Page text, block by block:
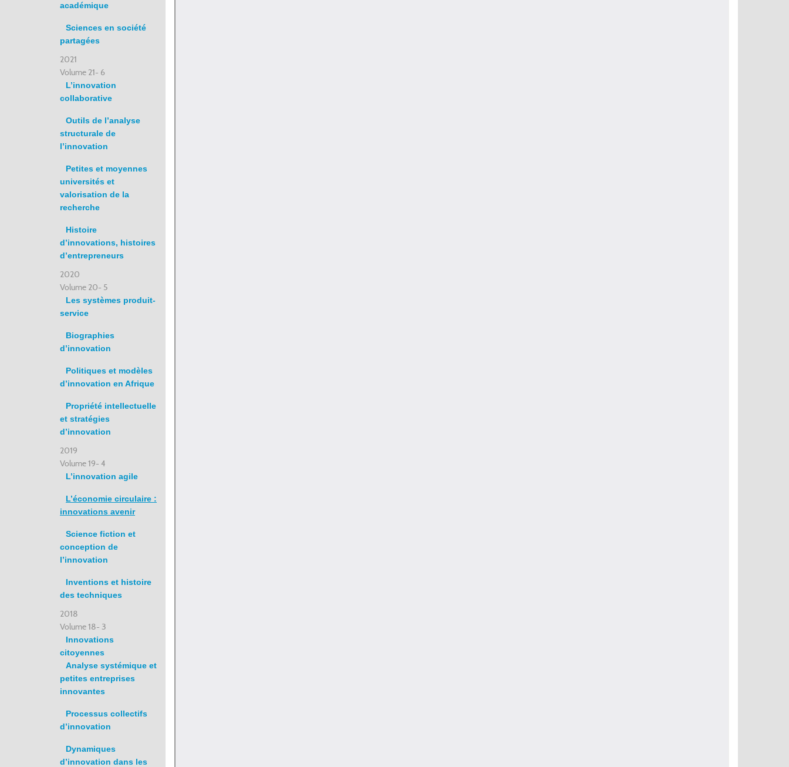
académique
Sciences en société
partagées
2021
Volume 21- 6
L’innovation
collaborative
Outils de l’analyse
structurale de
l’innovation
Petites et moyennes
universités et
valorisation de la
recherche
Histoire
d’innovations, histoires
d’entrepreneurs
2020
Volume 20- 5
Les systèmes produit-
service
Biographies
d’innovation
Politiques et modèles
d’innovation en Afrique
Propriété intellectuelle
et stratégies
d’innovation
2019
Volume 19- 4
L’innovation agile
L’économie circulaire :
innovations avenir
Science fiction et
conception de
l’innovation
Inventions et histoire
des techniques
2018
Volume 18- 3
Innovations
citoyennes
Analyse systémique et
petites entreprises
innovantes
Processus collectifs
d’innovation
Dynamiques
d’innovation dans les